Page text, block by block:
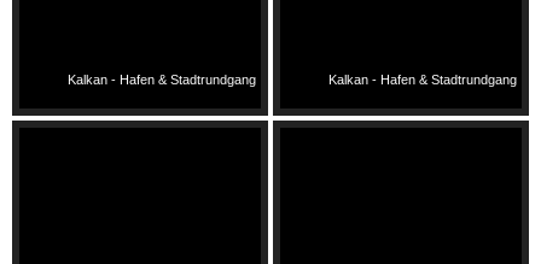
Kalkan - Hafen & Stadtrundgang Kalkan - Hafen & Stadtrundgang